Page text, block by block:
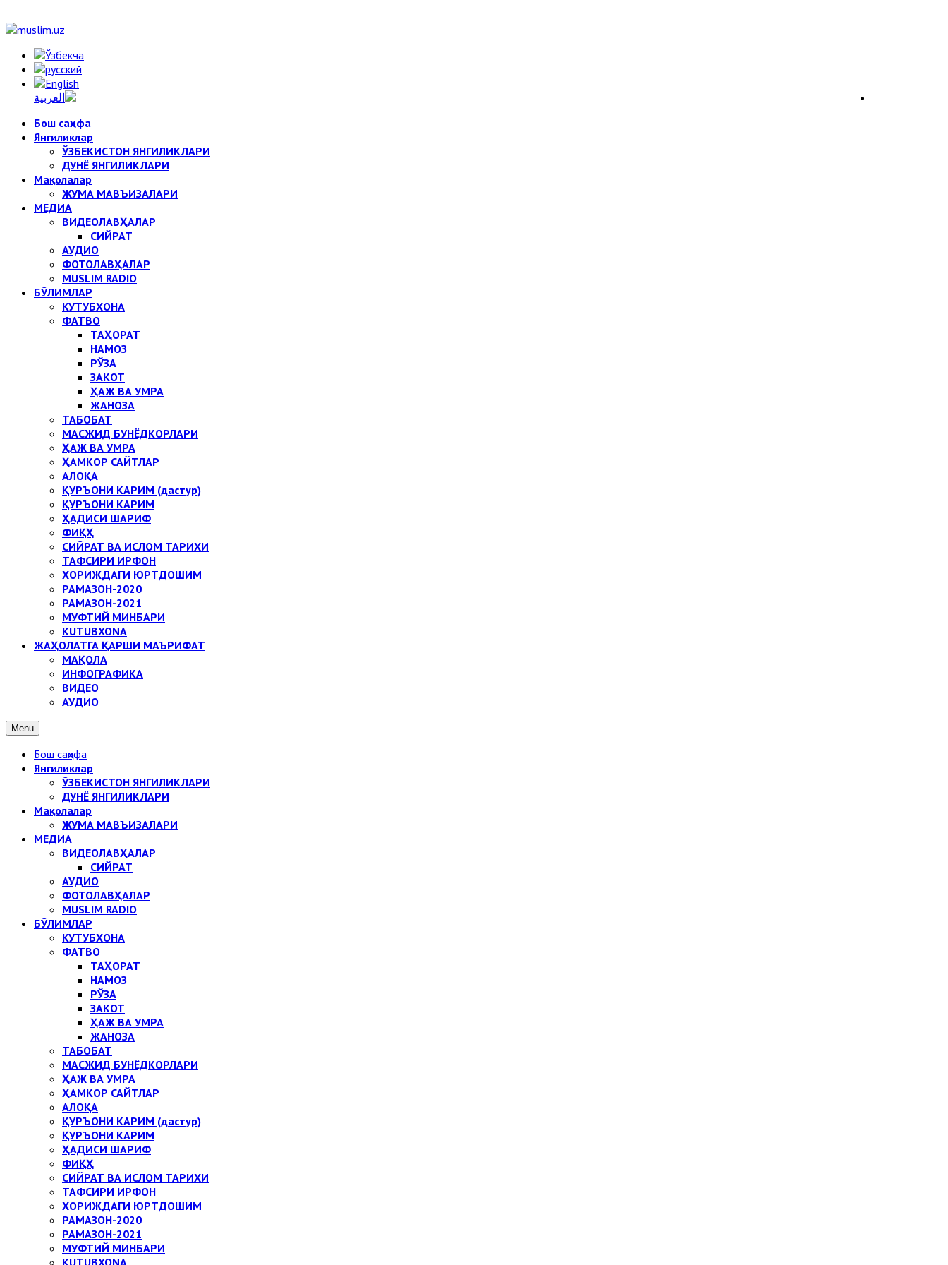
Бош саҳифа
Янгиликлар
ЎЗБЕКИСТОН ЯНГИЛИКЛАРИ
ДУНЁ ЯНГИЛИКЛАРИ
Мақолалар
ЖУМА МАВЪИЗАЛАРИ
МЕДИА
ВИДЕОЛАВҲАЛАР
СИЙРАТ
АУДИО
ФОТОЛАВҲАЛАР
MUSLIM RADIO
БЎЛИМЛАР
КУТУБХОНА
ФАТВО
ТАҲОРАТ
НАМОЗ
РЎЗА
ЗАКОТ
ҲАЖ ВА УМРА
ЖАНОЗА
ТАБОБАТ
МАСЖИД БУНЁДКОРЛАРИ
ҲАЖ ВА УМРА
ҲАМКОР САЙТЛАР
АЛОҚА
ҚУРЪОНИ КАРИМ (дастур)
ҚУРЪОНИ КАРИМ
ҲАДИСИ ШАРИФ
ФИҚҲ
СИЙРАТ ВА ИСЛОМ ТАРИХИ
ТАФСИРИ ИРФОН
ХОРИЖДАГИ ЮРТДОШИМ
РАМАЗОН-2020
РАМАЗОН-2021
МУФТИЙ МИНБАРИ
KUTUBXONA
ЖАҲОЛАТГА ҚАРШИ МАЪРИФАТ
МАҚОЛА
ИНФОГРАФИКА
ВИДЕО
АУДИО
Menu
Бош саҳифа
Янгиликлар
ЎЗБЕКИСТОН ЯНГИЛИКЛАРИ
ДУНЁ ЯНГИЛИКЛАРИ
Мақолалар
ЖУМА МАВЪИЗАЛАРИ
МЕДИА
ВИДЕОЛАВҲАЛАР
СИЙРАТ
АУДИО
ФОТОЛАВҲАЛАР
MUSLIM RADIO
БЎЛИМЛАР
КУТУБХОНА
ФАТВО
ТАҲОРАТ
НАМОЗ
РЎЗА
ЗАКОТ
ҲАЖ ВА УМРА
ЖАНОЗА
ТАБОБАТ
МАСЖИД БУНЁДКОРЛАРИ
ҲАЖ ВА УМРА
ҲАМКОР САЙТЛАР
АЛОҚА
ҚУРЪОНИ КАРИМ (дастур)
ҚУРЪОНИ КАРИМ
ҲАДИСИ ШАРИФ
ФИҚҲ
СИЙРАТ ВА ИСЛОМ ТАРИХИ
ТАФСИРИ ИРФОН
ХОРИЖДАГИ ЮРТДОШИМ
РАМАЗОН-2020
РАМАЗОН-2021
МУФТИЙ МИНБАРИ
KUTUBXONA